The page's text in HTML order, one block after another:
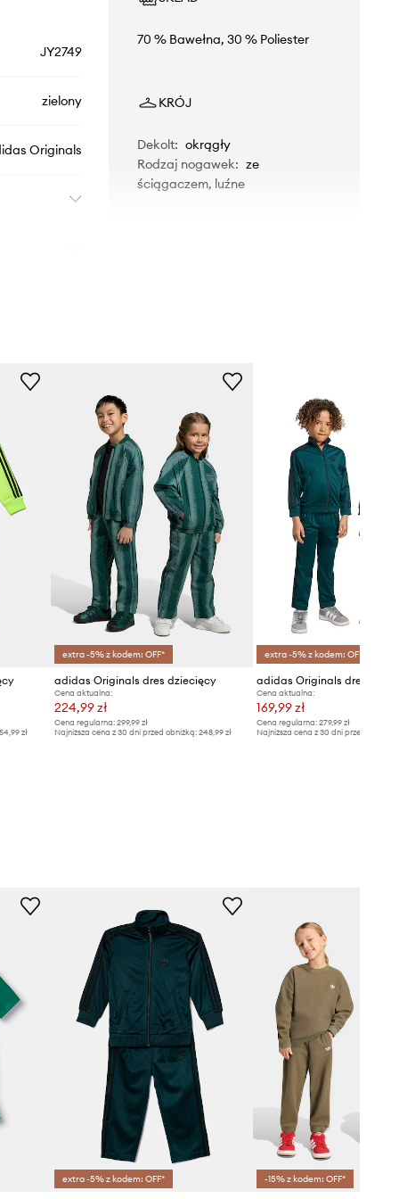
JY2749
zielony
Originals
70 % Bawełna, 30 % Poliester
KRÓJ
Dekolt: okrągły
Rodzaj nogawek: ze
ściągaczem, luźne
zł
extra -5% z kodem: OFF*
adidas Originals dres dziecięcy
Cena aktualna:
224,99 zł
Cena regularna:299,99 zł
Najniższa cena z 30 dni przed obniżką:248,99 zł
extra -5% z kodem: OFF*
adidas Originals dres
Cena aktualna:
169,99 zł
Cena regularna: 279,99 zł
Najniższa cena z 30 dni przed obniżką:
extra -5% z kodem: OFF* -15% z kodem: OFF*